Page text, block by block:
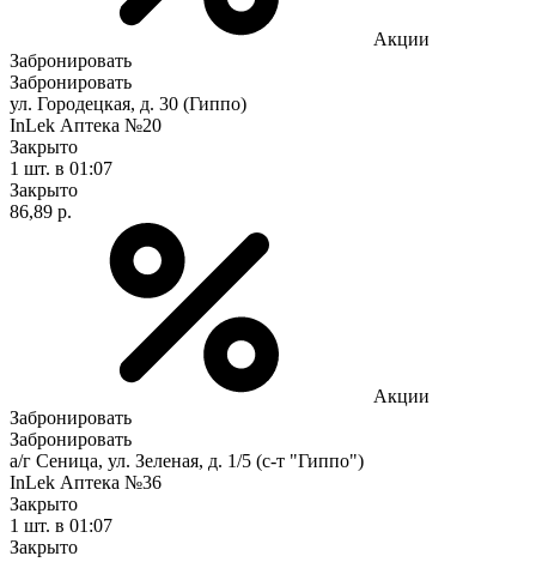
Акции
Забронировать
Забронировать
ул. Городецкая, д. 30 (Гиппо)
InLek Аптека №20
Закрыто
1 шт. в 01:07
Закрыто
86,89 р.
Акции
Забронировать
Забронировать
а/г Сеница, ул. Зеленая, д. 1/5 (с-т "Гиппо")
InLek Аптека №36
Закрыто
1 шт. в 01:07
Закрыто